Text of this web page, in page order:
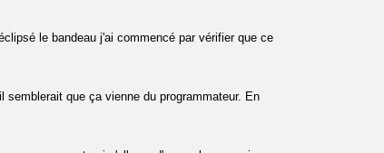
le bandeau j'ai commencé par vérifier que ce
semblerait que ça vienne du programmateur. En